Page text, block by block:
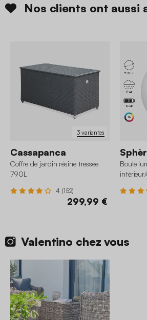
Nos clients ont aussi
3 variantes
Cassapanca
Coffre de jardin résine tressée
790L
4 (152)
299,99 €
Boule
Valentino chez vous